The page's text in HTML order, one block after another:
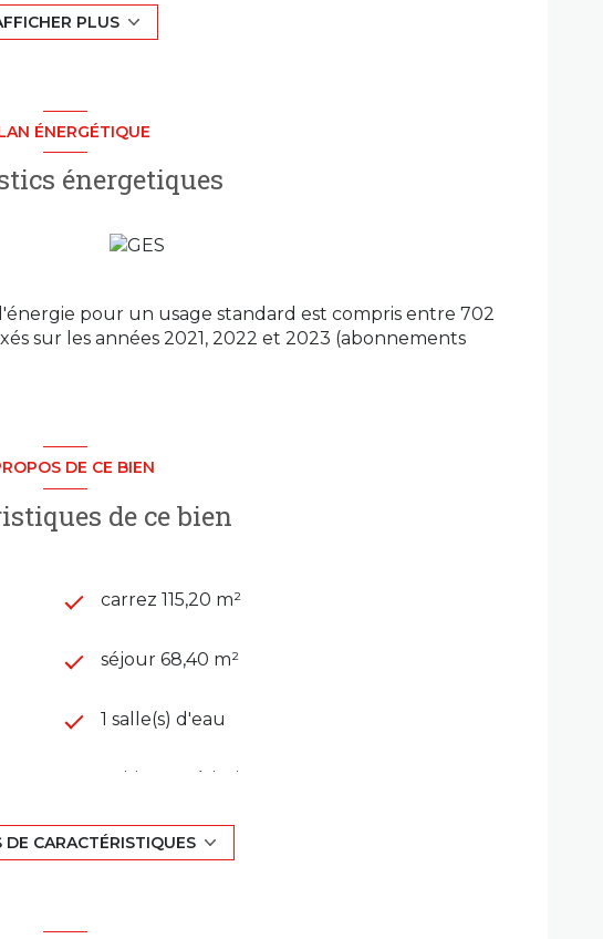
ou simplement profiter d'un quotidien confortable
ce bien dispose également d'un atelier privatif
un espace créatif, une salle de sport ou encore
5 000 m² avec jardin potager partagé. Chaque
et l'indépendance d'une maison tout en
de grands espaces de vie, de calme et de
commodités et des principaux axes de circulation.
contactez dès maintenant Cubic Immobilier.
bien est exposé sont disponibles sur le site
PLUS
ÉNERGÉTIQUE
énergetiques
pour un usage standard est compris entre 702
sur les années 2021, 2022 et 2023 (abonnements
DE CE BIEN
de ce bien
carrez 115,20 m²
séjour 68,40 m²
1 salle(s) d'eau
cuisine américaine
exposition Ouest
DE CARACTÉRISTIQUES